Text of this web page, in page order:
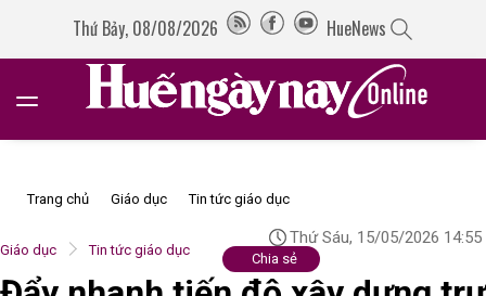
Thứ Bảy, 08/08/2026 HueNews
Trang chủ Giáo dục Tin tức giáo dục
Giáo dục Tin tức giáo dục
Thứ Sáu, 15/05/2026 14:55
Chia sẻ